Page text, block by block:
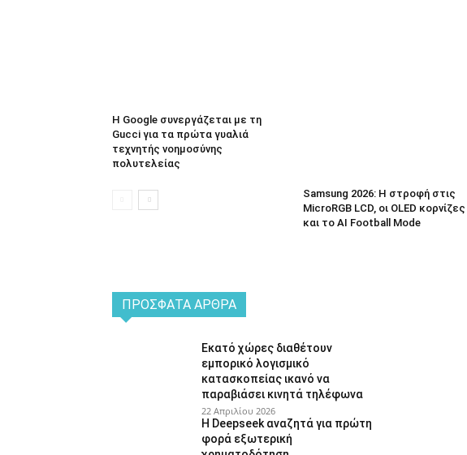
Η Google συνεργάζεται με τη
Gucci για τα πρώτα γυαλιά
τεχνητής νοημοσύνης
πολυτελείας
Samsung 2026: Η στροφή στις
MicroRGB LCD, οι OLED κορνίζες
και το AI Football Mode
ΠΡΌΣΦΑΤΑ ΆΡΘΡΑ
Εκατό χώρες διαθέτουν
εμπορικό λογισμικό
κατασκοπείας ικανό να
παραβιάσει κινητά τηλέφωνα
22 Απριλίου 2026
Η Deepseek αναζητά για πρώτη
φορά εξωτερική